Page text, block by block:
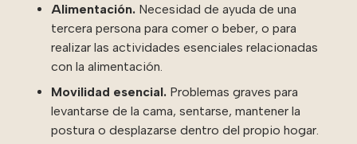
Alimentación. Necesidad de ayuda de una
tercera persona para comer o beber, o para
realizar las actividades esenciales relacionadas
con la alimentación.
Movilidad esencial. Problemas graves para
levantarse de la cama, sentarse, mantener la
postura o desplazarse dentro del propio hogar.